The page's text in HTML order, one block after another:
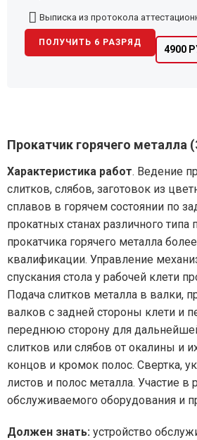
Выписка из протокола
4900
ПОЛУЧИТЬ 6 РАЗРЯД
Прокатчик горячего металла
Характеристика работ. Ведение
слитков, слябов, заготовок из
сплавов в горячем состоянии по
прокатных станах различного
прокатчика горячего металла
квалификации. Управление
спускания стола у рабочей клети
Подача слитков металла в валки,
валков с задней стороны клети и
переднюю сторону для
слитков или слябов от окалины и
концов и кромок полос. Свертка,
листов и полос металла. Участие в
обслуживаемого оборудования и
Должен знать: устройство